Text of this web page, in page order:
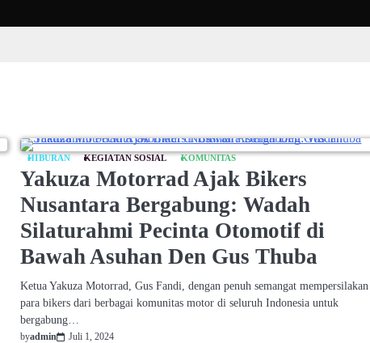
HIBURAN KEGIATAN SOSIAL KOMUNITAS
Yakuza Motorrad Ajak Bikers
Nusantara Bergabung: Wadah
Silaturahmi Pecinta Otomotif di
Bawah Asuhan Den Gus Thuba
Ketua Yakuza Motorrad, Gus Fandi, dengan penuh semangat mempersilakan
para bikers dari berbagai komunitas motor di seluruh Indonesia untuk
bergabung…
byadmin Juli 1, 2024